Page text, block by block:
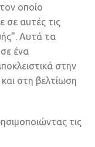
οποίο
σε αυτές τις
Αυτά τα
ένα
στην
στη βελτίωση
τις